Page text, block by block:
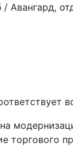
Авангард,
торгового